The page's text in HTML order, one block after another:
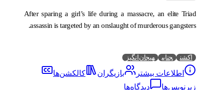
After sparing a girl’s life during a massacre, an elite Triad
assassin is targeted by an onslaught of murderous gangsters.
اکشن جنایی هیجان‌انگیز
اطلاعات بیشتر بازیگران
کالکشن‌ها
زیرنویس‌ها
دیدگاه‌ها